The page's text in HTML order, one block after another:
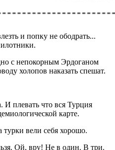
и попку не ободрать...
с непокорным Эрдоганом
холопов наказать спешат.
И плевать что вся Турция
карте.
вели себя хорошо.
Ой, вру! Не в один. В три.